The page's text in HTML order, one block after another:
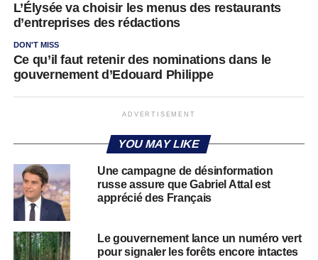
L’Élysée va choisir les menus des restaurants
d’entreprises des rédactions
DON'T MISS
Ce qu’il faut retenir des nominations dans le
gouvernement d’Edouard Philippe
ADVERTISEMENT
YOU MAY LIKE
Une campagne de désinformation
russe assure que Gabriel Attal est
apprécié des Français
Le gouvernement lance un numéro vert
pour signaler les forêts encore intactes